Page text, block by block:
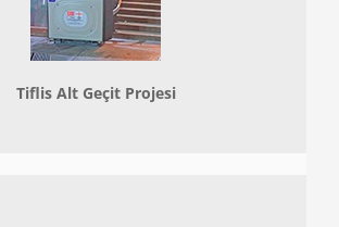
Tiflis Alt Geçit Projesi